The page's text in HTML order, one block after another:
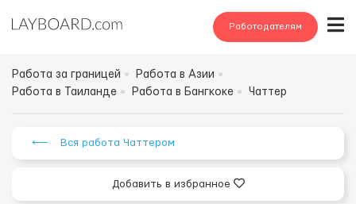
Работодателям
Работа за границей
Работа в Азии
Работа в Таиланде
Работа в Бангкоке Чаттер
⟵ Вся работа Чаттером
Добавить в избранное